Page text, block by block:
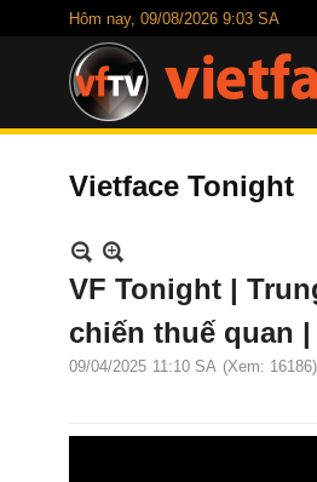
Hôm nay, 09/08/2026 9:03 SA
Vietface Tonight
VF Tonight |
chiến thuế quan |
09/04/2025 11:10 SA (Xem: 16186)